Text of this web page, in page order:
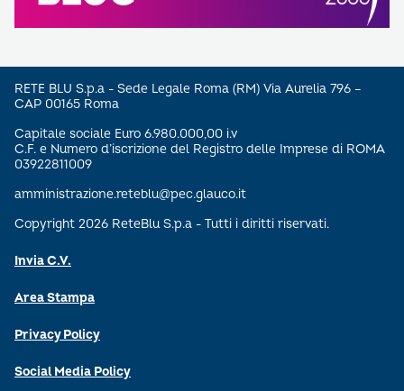
RETE BLU S.p.a - Sede Legale Roma (RM) Via Aurelia 796 –
CAP 00165 Roma
Capitale sociale Euro 6.980.000,00 i.v
C.F. e Numero d’iscrizione del Registro delle Imprese di ROMA
03922811009
amministrazione.reteblu@pec.glauco.it
Copyright 2026 ReteBlu S.p.a - Tutti i diritti riservati.
Invia C.V.
Area Stampa
Privacy Policy
Social Media Policy